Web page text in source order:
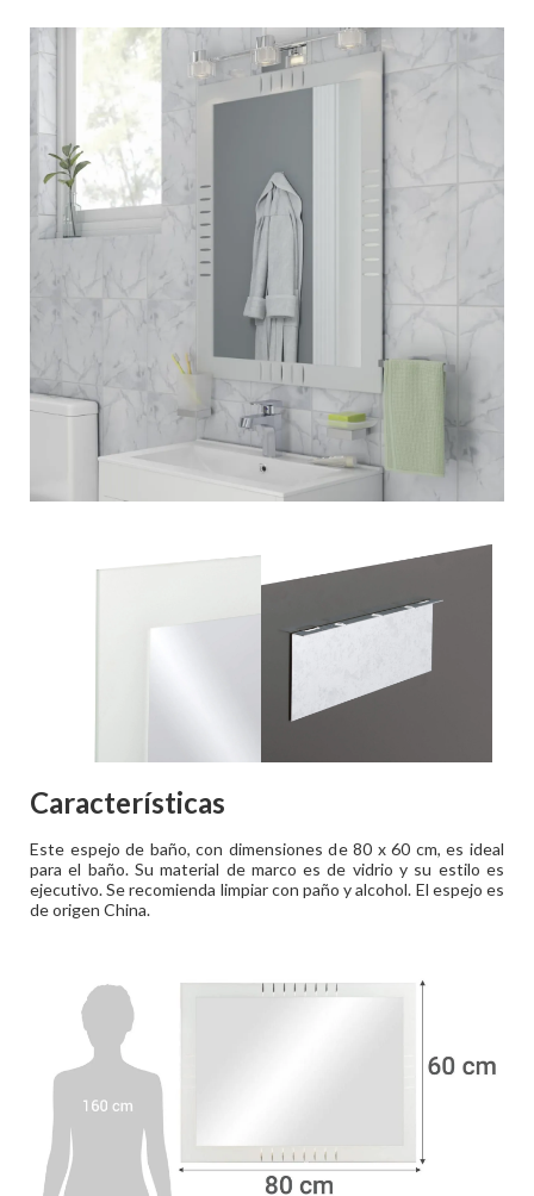
Características
Este espejo de baño, con dimensiones de 80 x 60 cm, es ideal
para el baño. Su material de marco es de vidrio y su estilo es
ejecutivo. Se recomienda limpiar con paño y alcohol. El espejo es
de origen China.